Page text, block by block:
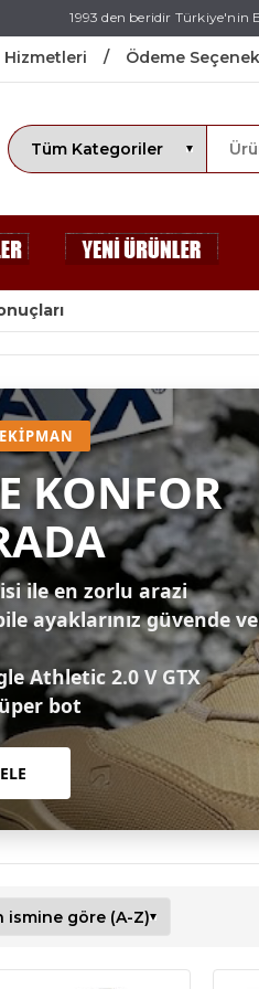
1993 den beridir Türkiye'nin
Hizmetleri Ödeme
KONFOR
ile en zorlu arazi
ayaklarınız güvende ve
Athletic 2.0 V GTX
bot